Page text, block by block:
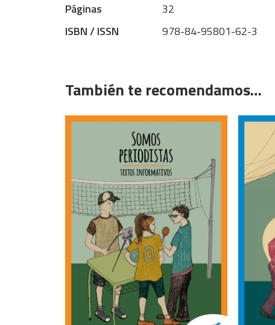
Páginas
32
ISBN / ISSN
978-84-95801-62-3
También te recomendamos…